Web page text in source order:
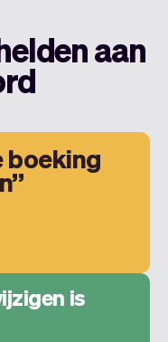
aan
boeking
is